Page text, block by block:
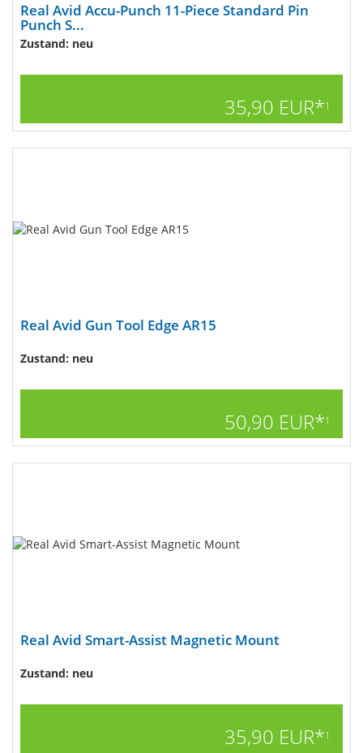
Real Avid Accu-Punch 11-Piece Standard Pin
Punch S...
Zustand: neu
35,90 EUR*1
Real Avid Gun Tool Edge AR15
Zustand: neu
50,90 EUR*1
Real Avid Smart-Assist Magnetic Mount
Zustand: neu
35,90 EUR*1